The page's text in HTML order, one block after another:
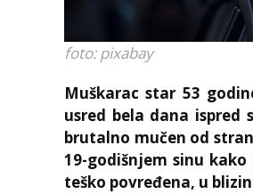
foto: pixabay
Muškarac star 53
usred bela dana ispred
brutalno mučen od
19-godišnjem sinu
teško povređena, u